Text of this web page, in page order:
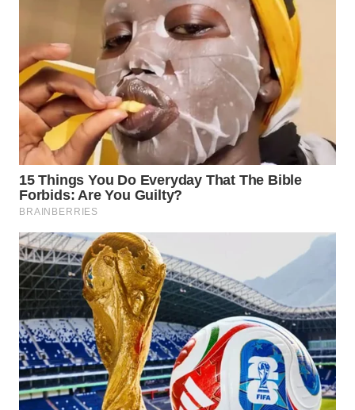
LISTRIK
WAHANA
TRAVEL
WAHANA
TV
WAHANANEWS
WAHANANEWS
CO ID
WAHANANEWS
NET
WAHANA
SPORT